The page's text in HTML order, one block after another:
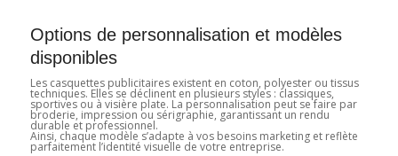
Options de personnalisation et modèles
disponibles
Les casquettes publicitaires existent en coton, polyester ou tissus
techniques. Elles se déclinent en plusieurs styles : classiques,
sportives ou à visière plate. La personnalisation peut se faire par
broderie, impression ou sérigraphie, garantissant un rendu
durable et professionnel.
Ainsi, chaque modèle s’adapte à vos besoins marketing et reflète
parfaitement l’identité visuelle de votre entreprise.